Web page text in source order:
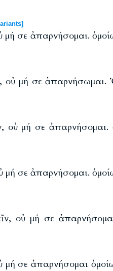
σε ἀπαρνήσομαι.
οὐ μή σε ἀπαρνήσωμαι.
οὐ μή σε ἀπαρνήσομαι.
μή σε ἀπαρνήσομαι.
οὐ μή σε
σε ἀπαρνήσομαι